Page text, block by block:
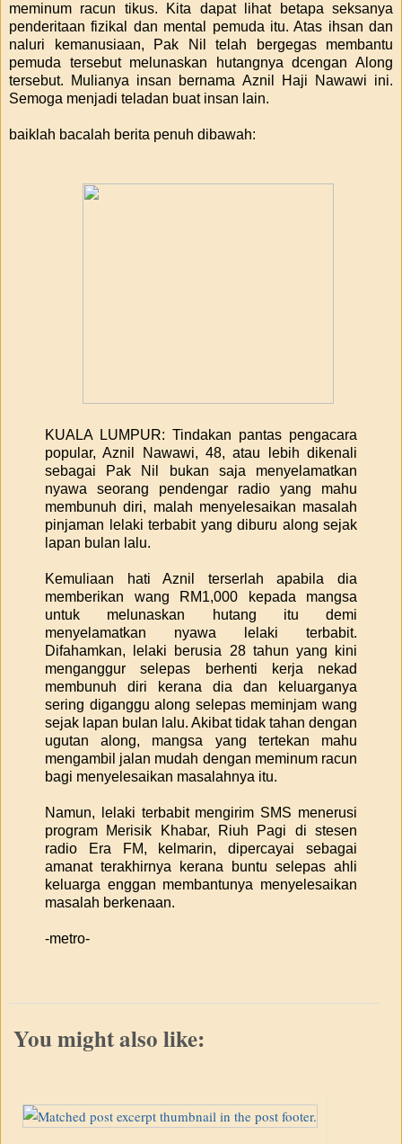
meminum racun tikus. Kita dapat lihat betapa seksanya
penderitaan fizikal dan mental pemuda itu. Atas ihsan dan
naluri kemanusiaan, Pak Nil telah bergegas membantu
pemuda tersebut melunaskan hutangnya dcengan Along
tersebut. Mulianya insan bernama Aznil Haji Nawawi ini.
Semoga menjadi teladan buat insan lain.
baiklah bacalah berita penuh dibawah:
KUALA LUMPUR: Tindakan pantas pengacara
popular, Aznil Nawawi, 48, atau lebih dikenali
sebagai Pak Nil bukan saja menyelamatkan
nyawa seorang pendengar radio yang mahu
membunuh diri, malah menyelesaikan masalah
pinjaman lelaki terbabit yang diburu along sejak
lapan bulan lalu.
Kemuliaan hati Aznil terserlah apabila dia
memberikan wang RM1,000 kepada mangsa
untuk melunaskan hutang itu demi
menyelamatkan nyawa lelaki terbabit.
Difahamkan, lelaki berusia 28 tahun yang kini
menganggur selepas berhenti kerja nekad
membunuh diri kerana dia dan keluarganya
sering diganggu along selepas meminjam wang
sejak lapan bulan lalu. Akibat tidak tahan dengan
ugutan along, mangsa yang tertekan mahu
mengambil jalan mudah dengan meminum racun
bagi menyelesaikan masalahnya itu.
Namun, lelaki terbabit mengirim SMS menerusi
program Merisik Khabar, Riuh Pagi di stesen
radio Era FM, kelmarin, dipercayai sebagai
amanat terakhirnya kerana buntu selepas ahli
keluarga enggan membantunya menyelesaikan
masalah berkenaan.
-metro-
You might also like: